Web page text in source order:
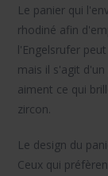
Le panier qui
rhodiné afin
l'Engelsrufer
mais il s'agit
aiment ce qui
zircon.
Le design du
Ceux qui